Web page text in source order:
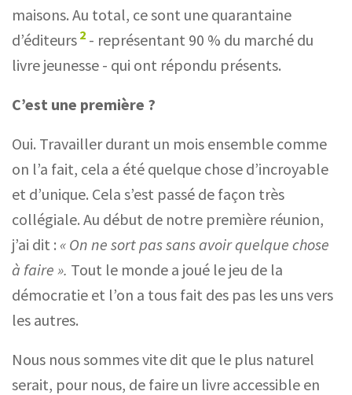
maisons. Au total, ce sont une quarantaine
d’éditeurs 2 - représentant 90 % du marché du
livre jeunesse - qui ont répondu présents.
C’est une première ?
Oui. Travailler durant un mois ensemble comme
on l’a fait, cela a été quelque chose d’incroyable
et d’unique. Cela s’est passé de façon très
collégiale. Au début de notre première réunion,
j’ai dit : « On ne sort pas sans avoir quelque chose
à faire ». Tout le monde a joué le jeu de la
démocratie et l’on a tous fait des pas les uns vers
les autres.
Nous nous sommes vite dit que le plus naturel
serait, pour nous, de faire un livre accessible en